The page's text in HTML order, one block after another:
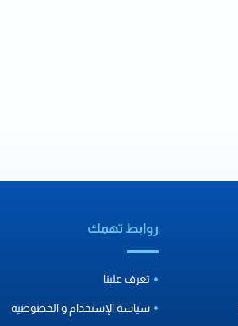
روابط تهمك
تعرف علينا
سياسة الإستخدام و الخصوصية